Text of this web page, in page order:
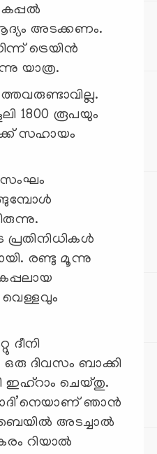
അടക്കണം.
ട്രെയിന്‍
യാത്ര.
1800 രൂപയും
സഹായം
രണ്ടു മൂന്നു
വെള്ളവും
ദിവസം ബാക്കി
ഇഹ്‌റാം ചെയ്തു.
ഞാന്‍
അടച്ചാല്‍
റിയാല്‍